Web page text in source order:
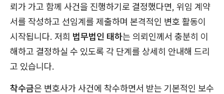
뢰가 가고 함께 사건을 진행하기로 결정했다면, 위임 계약
서를 작성하고 선임계를 제출하며 본격적인 변호 활동이
시작됩니다. 저희 법무법인 태하는 의뢰인께서 충분히 이
해하고 결정하실 수 있도록 각 단계를 상세히 안내해 드리
고 있습니다.
착수금은 변호사가 사건에 착수하면서 받는 기본적인 보수